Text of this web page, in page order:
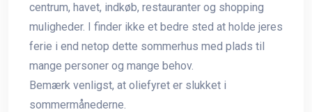
centrum, havet, indkøb, restauranter og shopping
muligheder. I finder ikke et bedre sted at holde jeres
ferie i end netop dette sommerhus med plads til
mange personer og mange behov.
Bemærk venligst, at oliefyret er slukket i
sommermånederne.